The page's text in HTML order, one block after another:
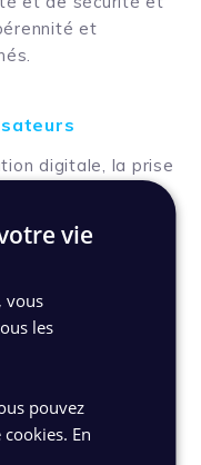
et
digitale, la prise
s’avère
internes
la productivité
rapide.
de
avec des
marché ou qui
permettant la
vie
vous
les
pouvez
En